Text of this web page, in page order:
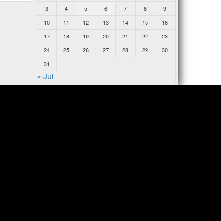
3
4 5 6 7 8
9
10
11 12 13 14 15
16
17
18 19 20 21 22
23
24
25 26 27 28 29
30
31
« Jul